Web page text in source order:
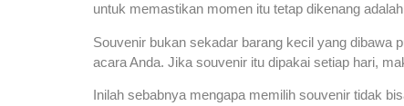
untuk memastikan momen itu tetap dikenang
Souvenir bukan sekadar barang kecil yang dibawa
acara Anda. Jika souvenir itu dipakai setiap hari,
Inilah sebabnya mengapa memilih souvenir tidak